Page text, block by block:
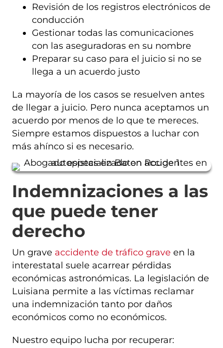
Revisión de los registros electrónicos de
conducción
Gestionar todas las comunicaciones
con las aseguradoras en su nombre
Preparar su caso para el juicio si no se
llega a un acuerdo justo
La mayoría de los casos se resuelven antes
de llegar a juicio. Pero nunca aceptamos un
acuerdo por menos de lo que te mereces.
Siempre estamos dispuestos a luchar con
más ahínco si es necesario.
Indemnizaciones a las
que puede tener
derecho
Un grave accidente de tráfico grave en la
interestatal suele acarrear pérdidas
económicas astronómicas. La legislación de
Luisiana permite a las víctimas reclamar
una indemnización tanto por daños
económicos como no económicos.
Nuestro equipo lucha por recuperar: